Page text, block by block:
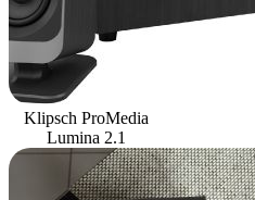
Klipsch ProMedia
Lumina 2.1